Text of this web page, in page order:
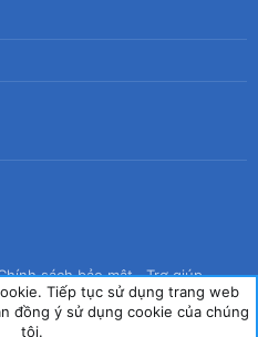
sách bảo mật
Trợ giúp
Tiếp tục sử dụng trang web
đồng ý sử dụng cookie của chúng
tôi.